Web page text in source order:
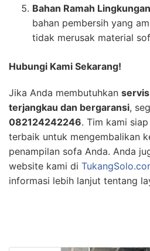
Bahan Ramah Lingkungan
bahan pembersih yang
tidak merusak material
Hubungi Kami Sekarang!
Jika Anda membutuhkan
terjangkau dan bergaransi,
082124242246. Tim kami
terbaik untuk mengembalikan
penampilan sofa Anda. Anda
website kami di
informasi lebih lanjut tentang